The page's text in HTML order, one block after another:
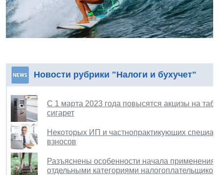
Новости рубрики "Налоги и бухучет"
С 1 марта 2023 года повысятся акцизы на
сигарет
Некоторых ИП и частнопрактикующих
взносов
Разъяснены особенности начала применения
отдельными категориями налогоплательщиков